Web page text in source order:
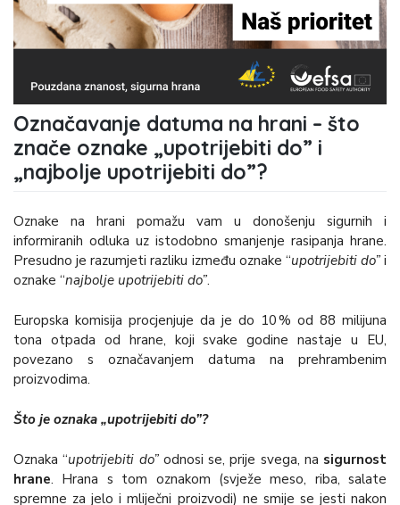
Označavanje datuma na hrani – što
znače oznake „upotrijebiti do” i
„najbolje upotrijebiti do”?
Oznake na hrani pomažu vam u donošenju sigurnih i
informiranih odluka uz istodobno smanjenje rasipanja hrane.
Presudno je razumjeti razliku između oznake “upotrijebiti do”i
oznake “najbolje upotrijebiti do”.
Europska komisija procjenjuje da je do 10 % od 88 milijuna
tona otpada od hrane, koji svake godine nastaje u EU,
povezano s označavanjem datuma na prehrambenim
proizvodima.
Što je oznaka „upotrijebiti do”?
Oznaka “upotrijebiti do”odnosi se, prije svega, na sigurnost
hrane. Hrana s tom oznakom (svježe meso, riba, salate
spremne za jelo i mliječni proizvodi) ne smije se jesti nakon